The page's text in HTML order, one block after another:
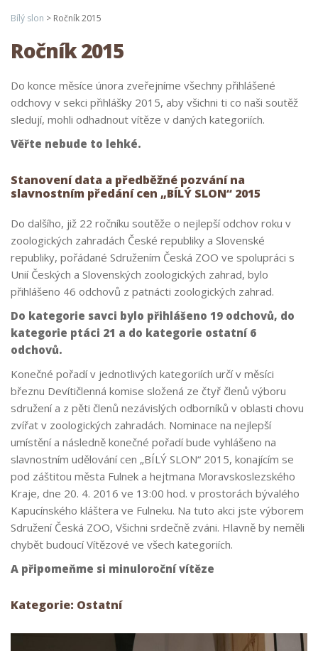
Bílý slon > Ročník 2015
Ročník 2015
Do konce měsíce února zveřejníme všechny přihlášené
odchovy v sekci přihlášky 2015, aby všichni ti co naši soutěž
sledují, mohli odhadnout vítěze v daných kategoriích.
Věřte nebude to lehké.
Stanovení data a předběžné pozvání na
slavnostním předání cen „BÍLÝ SLON“ 2015
Do dalšího, již 22 ročníku soutěže o nejlepší odchov roku v
zoologických zahradách České republiky a Slovenské
republiky, pořádané Sdružením Česká ZOO ve spolupráci s
Unií Českých a Slovenských zoologických zahrad, bylo
přihlášeno 46 odchovů z patnácti zoologických zahrad.
Do kategorie savci bylo přihlášeno 19 odchovů, do
kategorie ptáci 21 a do kategorie ostatní 6
odchovů.
Konečné pořadí v jednotlivých kategoriích určí v měsíci
březnu Devítičlenná komise složená ze čtyř členů výboru
sdružení a z pěti členů nezávislých odborníků v oblasti chovu
zvířat v zoologických zahradách. Nominace na nejlepší
umístění a následně konečné pořadí bude vyhlášeno na
slavnostním udělování cen „BÍLÝ SLON“ 2015, konajícím se
pod záštitou města Fulnek a hejtmana Moravskoslezského
Kraje, dne 20. 4. 2016 ve 13:00 hod. v prostorách bývalého
Kapucínského kláštera ve Fulneku. Na tuto akci jste výborem
Sdružení Česká ZOO, Všichni srdečně zváni. Hlavně by neměli
chybět budoucí Vítězové ve všech kategoriích.
A připomeňme si minuloroční vítěze
Kategorie: Ostatní